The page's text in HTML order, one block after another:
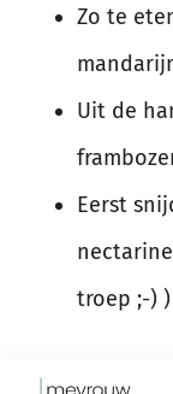
Zo te
Uit de
Eerst
troep ;-) )